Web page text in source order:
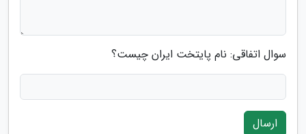
سوال اتفاقی: نام پایتخت ایران چیست؟
ارسال